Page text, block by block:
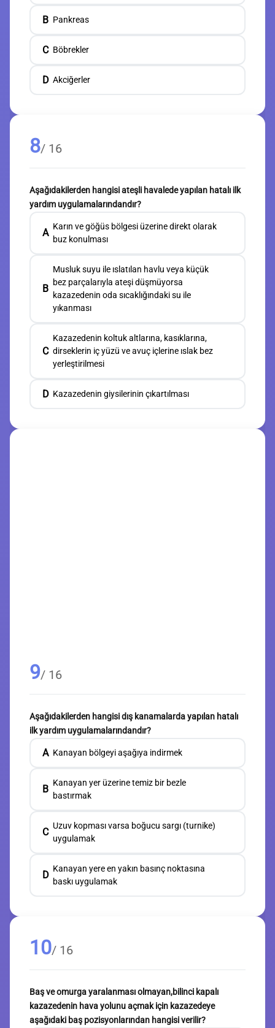
B Pankreas
C Böbrekler
D Akciğerler
8/ 16
Aşağıdakilerden hangisi ateşli havalede yapılan hatalı ilk
yardım uygulamalarındandır?
A
Karın ve göğüs bölgesi üzerine direkt olarak
buz konulması
B
Musluk suyu ile ıslatılan havlu veya küçük
bez parçalarıyla ateşi düşmüyorsa
kazazedenin oda sıcaklığındaki su ile
yıkanması
C
Kazazedenin koltuk altlarına, kasıklarına,
dirseklerin iç yüzü ve avuç içlerine ıslak bez
yerleştirilmesi
D Kazazedenin giysilerinin çıkartılması
9/ 16
Aşağıdakilerden hangisi dış kanamalarda yapılan hatalı
ilk yardım uygulamalarındandır?
A Kanayan bölgeyi aşağıya indirmek
B
Kanayan yer üzerine temiz bir bezle
bastırmak
C
Uzuv kopması varsa boğucu sargı (turnike)
uygulamak
D
Kanayan yere en yakın basınç noktasına
baskı uygulamak
10/ 16
Baş ve omurga yaralanması olmayan,bilinci kapalı
kazazedenin hava yolunu açmak için kazazedeye
aşağıdaki baş pozisyonlarından hangisi verilir?